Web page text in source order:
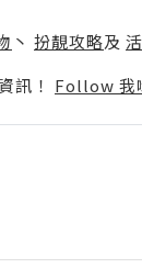
丶 扮靚攻略及
訊！ Follow 我